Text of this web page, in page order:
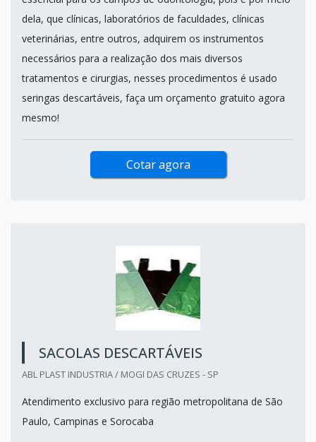
dela, que clínicas, laboratórios de faculdades, clínicas
veterinárias, entre outros, adquirem os instrumentos
necessários para a realização dos mais diversos
tratamentos e cirurgias, nesses procedimentos é usado
seringas descartáveis, faça um orçamento gratuito agora
mesmo!
Cotar agora
SACOLAS DESCARTÁVEIS
ABL PLAST INDUSTRIA / MOGI DAS CRUZES - SP
Atendimento exclusivo para região metropolitana de São
Paulo, Campinas e Sorocaba